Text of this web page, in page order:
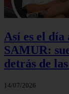
Así es el día
SAMUR:
detrás de
14/07/2026